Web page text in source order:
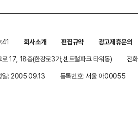
회사소개 편집규약
광고제휴문의
17, 18층(한강로3가,센트럴파크 타워동)
전
일: 2005.09.13 등록번호: 서울 아00055